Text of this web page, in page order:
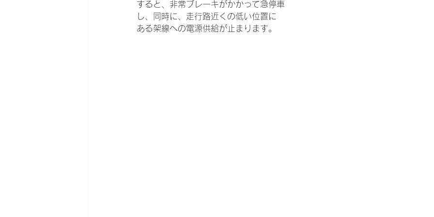
すると、非常ブレーキがかかって急停車
し、同時に、走行路近くの低い位置に
ある架線への電源供給が止まります。